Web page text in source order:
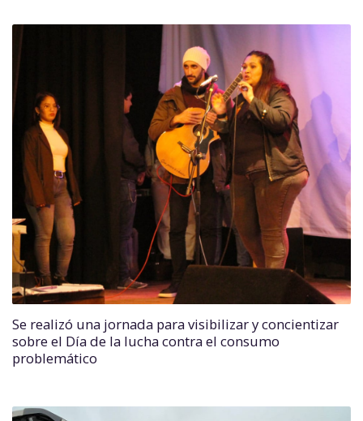
Se realizó una jornada para visibilizar y concientizar
sobre el Día de la lucha contra el consumo
problemático